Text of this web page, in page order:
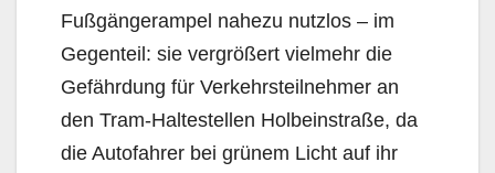
Fußgängerampel nahezu nutzlos – im
Gegenteil: sie vergrößert vielmehr die
Gefährdung für Verkehrsteilnehmer an
den Tram-Haltestellen Holbeinstraße, da
die Autofahrer bei grünem Licht auf ihr